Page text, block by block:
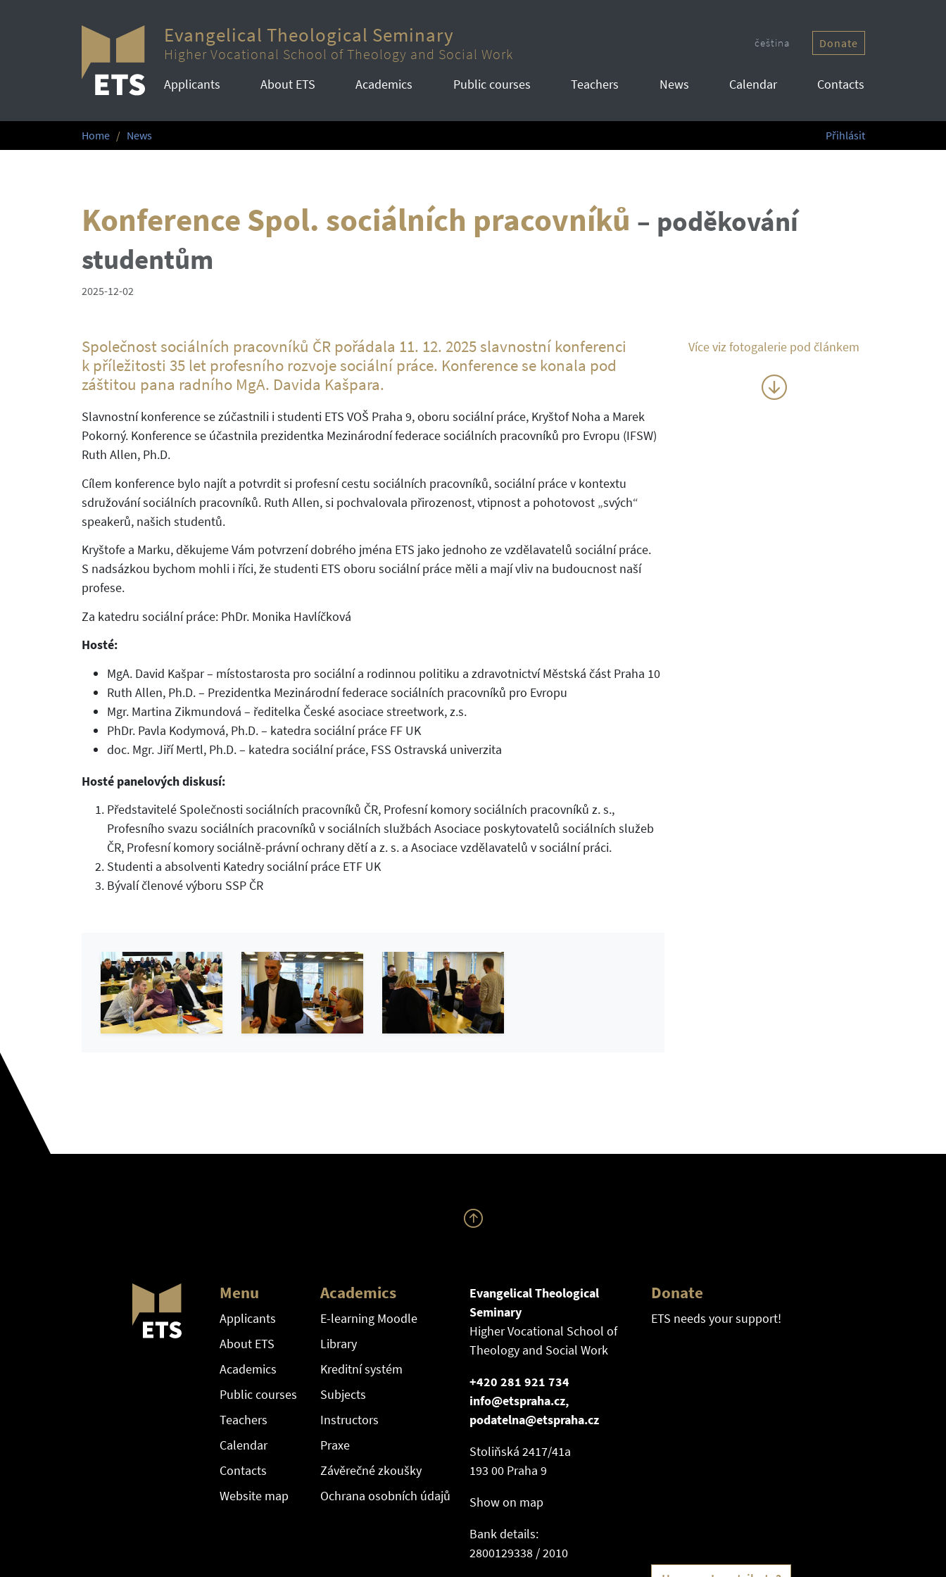
Evangelical Theological Seminary
Higher Vocational School of Theology and Social Work
čeština Donate
Applicants About ETS Academics Public courses Teachers News Calendar Contacts
Home News Přihlásit
Konference Spol. sociálních pracovníků – poděkování
studentům
2025-12-02
Společnost sociálních pracovníků ČR pořádala 11. 12. 2025 slavnostní konferenci
k příležitosti 35 let profesního rozvoje sociální práce. Konference se konala pod
záštitou pana radního MgA. Davida Kašpara.
Slavnostní konference se zúčastnili i studenti ETS VOŠ Praha 9, oboru sociální práce, Kryštof Noha a Marek
Pokorný. Konference se účastnila prezidentka Mezinárodní federace sociálních pracovníků pro Evropu (IFSW)
Ruth Allen, Ph.D.
Cílem konference bylo najít a potvrdit si profesní cestu sociálních pracovníků, sociální práce v kontextu
sdružování sociálních pracovníků. Ruth Allen, si pochvalovala přirozenost, vtipnost a pohotovost „svých“
speakerů, našich studentů.
Kryštofe a Marku, děkujeme Vám potvrzení dobrého jména ETS jako jednoho ze vzdělavatelů sociální práce.
S nadsázkou bychom mohli i říci, že studenti ETS oboru sociální práce měli a mají vliv na budoucnost naší
profese.
Za katedru sociální práce: PhDr. Monika Havlíčková
Hosté:
MgA. David Kašpar – místostarosta pro sociální a rodinnou politiku a zdravotnictví Městská část Praha 10
Ruth Allen, Ph.D. – Prezidentka Mezinárodní federace sociálních pracovníků pro Evropu
Mgr. Martina Zikmundová – ředitelka České asociace streetwork, z.s.
PhDr. Pavla Kodymová, Ph.D. – katedra sociální práce FF UK
doc. Mgr. Jiří Mertl, Ph.D. – katedra sociální práce, FSS Ostravská univerzita
Hosté panelových diskusí:
Představitelé Společnosti sociálních pracovníků ČR, Profesní komory sociálních pracovníků z. s.,
Profesního svazu sociálních pracovníků v sociálních službách Asociace poskytovatelů sociálních služeb
ČR, Profesní komory sociálně-právní ochrany dětí a z. s. a Asociace vzdělavatelů v sociální práci.
Studenti a absolventi Katedry sociální práce ETF UK
Bývalí členové výboru SSP ČR
Více viz fotogalerie pod článkem
Menu
Applicants
About ETS
Academics
Public courses
Teachers
Calendar
Contacts
Website map
Academics
E-learning Moodle
Library
Kreditní systém
Subjects
Instructors
Praxe
Závěrečné zkoušky
Ochrana osobních údajů
Evangelical Theological
Seminary
Higher Vocational School of
Theology and Social Work
+420 281 921 734
info@etspraha.cz,
podatelna@etspraha.cz
Stoliňská 2417/41a
193 00 Praha 9
Show on map
Bank details:
2800129338 / 2010
Donate
ETS needs your support!